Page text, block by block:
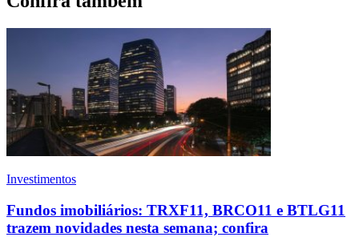
Investimentos
Fundos imobiliários: TRXF11, BRCO11 e BTLG11
trazem novidades nesta semana; confira